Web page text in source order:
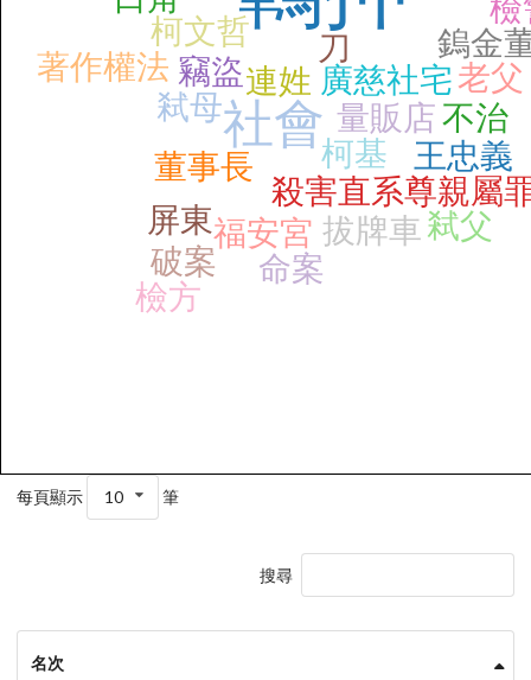
社會
董事長
不治
弒父
殺害直系尊親屬
福安宮
竊盜
命案
屏東
破案
檢
檢方
鎢金
拔牌車
連姓
柯文哲
廣慈社宅
柯基
王忠義
弒母
著作權法 老父
量販店
刀
每頁顯示 10 筆
搜尋
名次